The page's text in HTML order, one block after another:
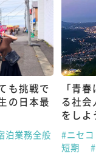
も挑戦で
の日本最
泊業務全般
「青
る社会
をしよ
#ニセコ
短期